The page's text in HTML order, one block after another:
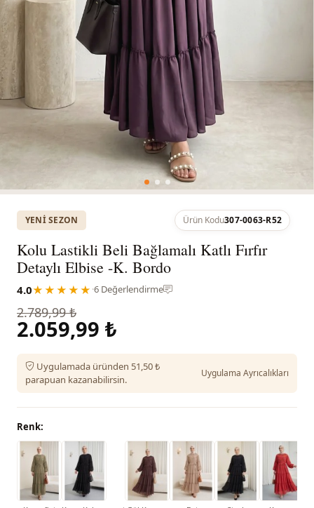
YENI SEZON Ürün Kodu307-0063-R52
Kolu Lastikli Beli Bağlamalı Katlı Fırfır
Detaylı Elbise -K. Bordo
4.0★★★★★ ·6 Değerlendirme
2.789,99 ₺
2.059,99 ₺
Uygulamada üründen 51,50 ₺
parapuan kazanabilirsin.
Uygulama Ayrıcalıkları
Renk: